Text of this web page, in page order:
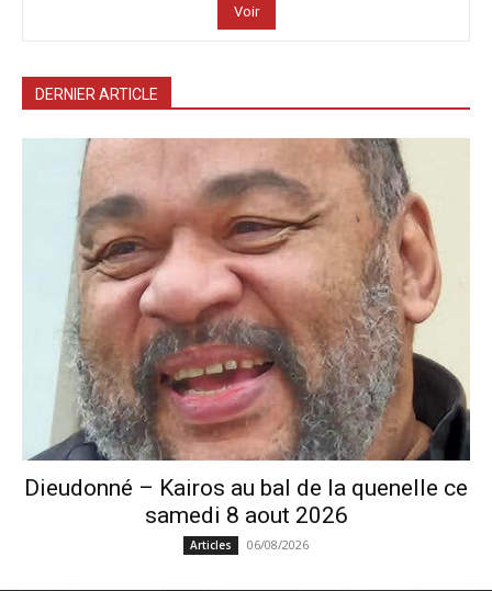
Voir
DERNIER ARTICLE
Dieudonné – Kairos au bal de la quenelle ce
samedi 8 aout 2026
Articles 06/08/2026